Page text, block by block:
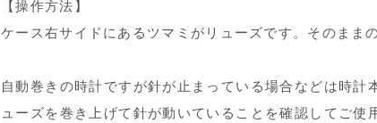
【操作方法】
ケース右サイドにあるツマミがリューズです。そのまま
自動巻きの時計ですが針が止まっている場合などは時
ューズを巻き上げて針が動いていることを確認してご